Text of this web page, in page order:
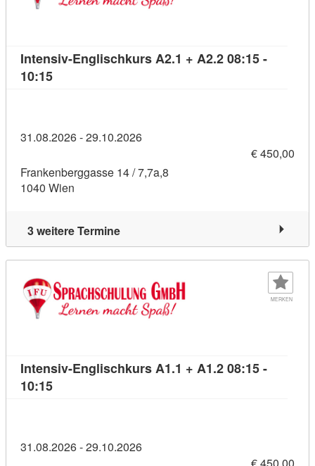
Intensiv-Englischkurs A2.1 + A2.2 08:15 -
10:15Kursdetail: Intensiv-Englischkurs A2.1 + A2.2
31.08.2026 - 29.10.2026
€ 450,00
Frankenberggasse 14 / 7,7a,8
1040 Wien
3 weitere Termine
MERKEN
Intensiv-Englischkurs A1.1 + A1.2 08:15 -
10:15Kursdetail: Intensiv-Englischkurs A1.1 + A1.2
31.08.2026 - 29.10.2026